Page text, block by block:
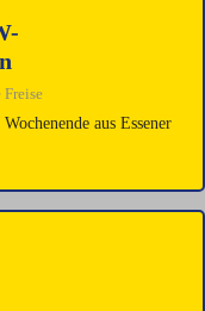
Freise
aus Essener